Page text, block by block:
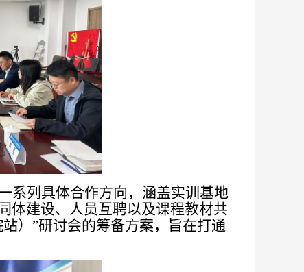
系列具体合作方向，涵盖实训基地
体建设、人员互聘以及课程教材共
）”研讨会的筹备方案，旨在打通